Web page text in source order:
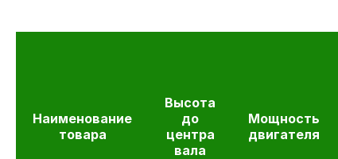
Наименование
товара
Высота
до
центра
вала
Мощность
двигателя